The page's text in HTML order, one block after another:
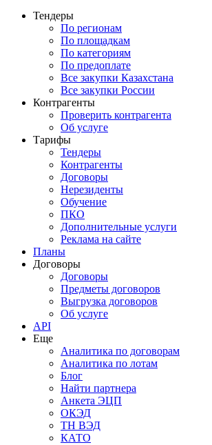
Тендеры
По регионам
По площадкам
По категориям
По предоплате
Все закупки Казахстана
Все закупки России
Контрагенты
Проверить контрагента
Об услуге
Тарифы
Тендеры
Контрагенты
Договоры
Нерезиденты
Обучение
ПКО
Дополнительные услуги
Реклама на сайте
Планы
Договоры
Договоры
Предметы договоров
Выгрузка договоров
Об услуге
API
Еще
Аналитика по договорам
Аналитика по лотам
Блог
Найти партнера
Анкета ЭЦП
ОКЭД
ТН ВЭД
КАТО